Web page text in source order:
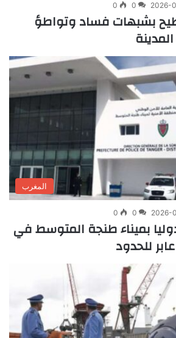
2026-
0
0
بشبهات فساد وتواطؤ
المغرب
2026-
0
0
بميناء طنجة المتوسط في
للحدود